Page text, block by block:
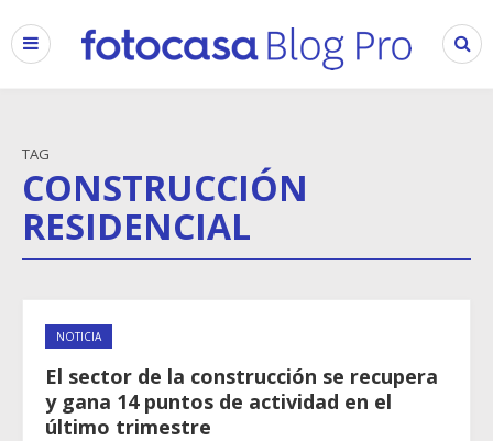
TAG
CONSTRUCCIÓN
RESIDENCIAL
NOTICIA
El sector de la construcción se recupera
y gana 14 puntos de actividad en el
último trimestre